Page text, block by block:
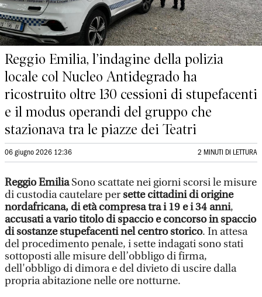
Reggio Emilia, l’indagine della polizia
locale col Nucleo Antidegrado ha
ricostruito oltre 130 cessioni di stupefacenti
e il modus operandi del gruppo che
stazionava tra le piazze dei Teatri
06 giugno 2026 12:36 2 MINUTI DI LETTURA
Reggio EmiliaSono scattate nei giorni scorsi le misure
di custodia cautelare persette cittadini di origine
nordafricana, di età compresa tra i 19 e i 34 anni,
accusati a vario titolo di spaccio e concorso in spaccio
di sostanze stupefacenti nel centro storico. In attesa
del procedimento penale, i sette indagati sono stati
sottoposti alle misure dell’obbligo di firma,
dell'obbligo di dimora e del divieto di uscire dalla
propria abitazione nelle ore notturne.